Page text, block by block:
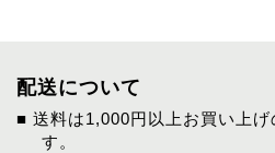
配送について
■ 送料は1,000円以上お買い上げ
す。